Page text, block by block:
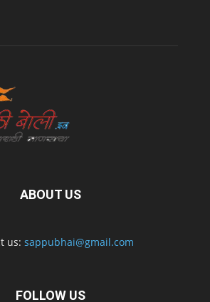
ABOUT US
us: sappubhai@gmail.com
FOLLOW US